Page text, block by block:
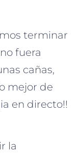
terminar
fuera
cañas,
mejor de
en directo!!
la